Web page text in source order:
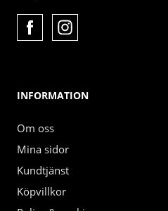
INFORMATION
Om oss
Mina sidor
Kundtjänst
Köpvillkor